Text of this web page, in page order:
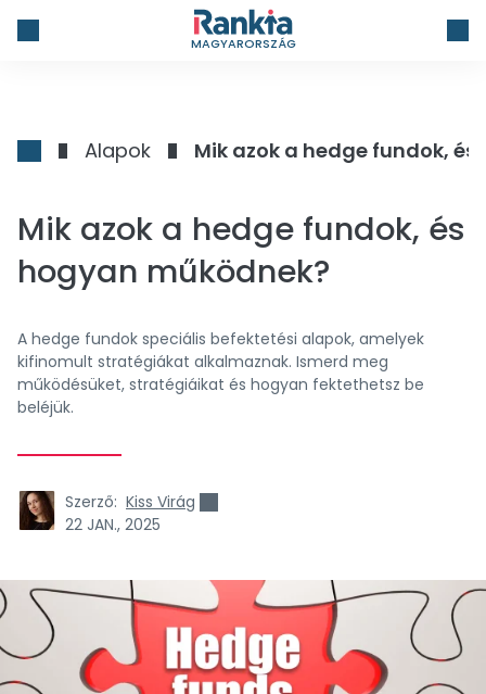
MAGYARORSZÁG
Alapok Mik azok a hedge fundok,
Mik azok a hedge fundok, és
hogyan működnek?
A hedge fundok speciális befektetési alapok, amelyek
kifinomult stratégiákat alkalmaznak. Ismerd meg
működésüket, stratégiáikat és hogyan fektethetsz be
beléjük.
Szerző: Kiss Virág
22 JAN., 2025